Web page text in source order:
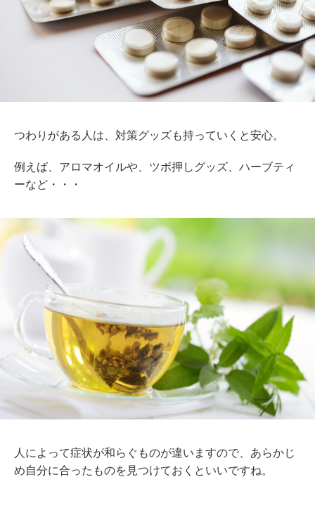
つわりがある人は、対策グッズも持っていくと安心。
例えば、アロマオイルや、ツボ押しグッズ、ハーブティ
ーなど・・・
人によって症状が和らぐものが違いますので、あらかじ
め自分に合ったものを見つけておくといいですね。